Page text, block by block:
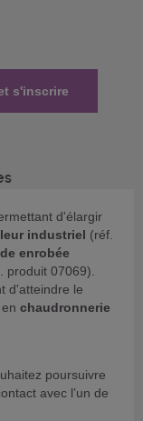
s'inscrire
d'élargir
industriel (réf.
enrobée
produit 07069).
d'atteindre le
chaudronnerie
poursuivre
avec l’un de